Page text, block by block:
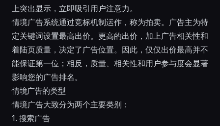
上突出显示，立即吸引用户注意力。
情境广告系统通过竞标机制运作，称为拍卖。广告主为特
定关键词设置最高出价。更高的出价，加上广告相关性和
着陆页质量，决定了广告位置。因此，仅仅出价最高并不
能保证第一位；相反，质量、相关性和用户参与度会显著
影响您的广告排名。
情境广告的类型
情境广告大致分为两个主要类别：
1. 搜索广告